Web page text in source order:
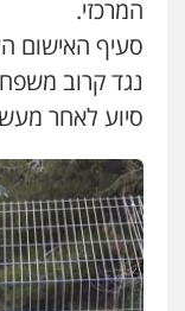
המרכזי.
סעיף האישום
נגד קרוב
סיוע לאחר